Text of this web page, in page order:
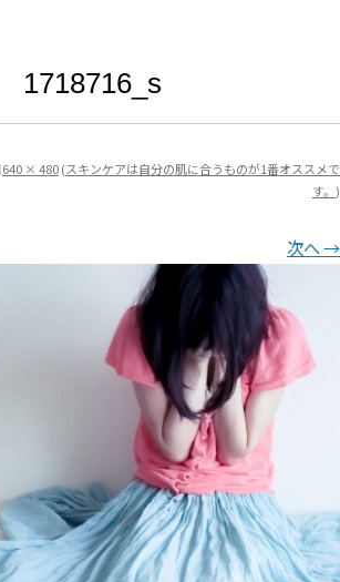
1718716_s
640 × 480(スキンケアは自分の肌に合うものが1番オススメで
す。 )
次へ →